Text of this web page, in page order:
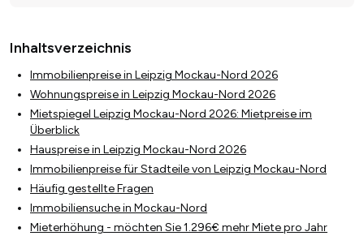
Inhaltsverzeichnis
Immobilienpreise in Leipzig Mockau-Nord 2026
Wohnungspreise in Leipzig Mockau-Nord 2026
Mietspiegel Leipzig Mockau-Nord 2026: Mietpreise im
Überblick
Hauspreise in Leipzig Mockau-Nord 2026
Immobilienpreise für Stadteile von Leipzig Mockau-Nord
Häufig gestellte Fragen
Immobiliensuche in Mockau-Nord
Mieterhöhung - möchten Sie 1.296€ mehr Miete pro Jahr